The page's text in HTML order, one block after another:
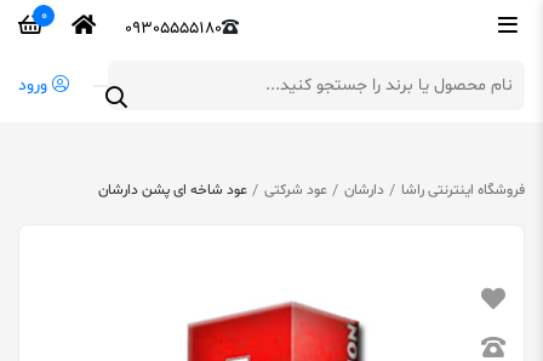
09305555180
0
ورود
فروشگاه اینترنتی راشا دارشان عود شرکتی عود شاخه ای پشن دارشان